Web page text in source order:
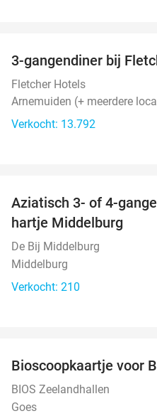
3-gangendiner bij
Fletcher Hotels
Arnemuiden (+ meerdere
Verkocht: 13.792
Aziatisch 3- of 4-
hartje Middelburg
De Bij Middelburg
Middelburg
Verkocht: 210
Bioscoopkaartje voor
BIOS Zeelandhallen
Goes